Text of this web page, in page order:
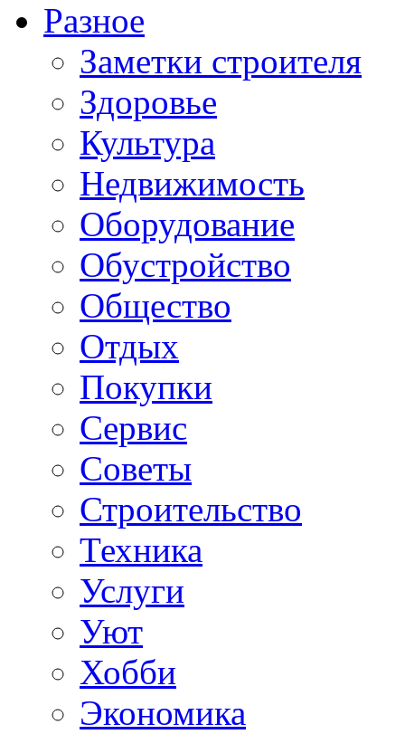
Разное
Заметки строителя
Здоровье
Культура
Недвижимость
Оборудование
Обустройство
Общество
Отдых
Покупки
Сервис
Советы
Строительство
Техника
Услуги
Уют
Хобби
Экономика